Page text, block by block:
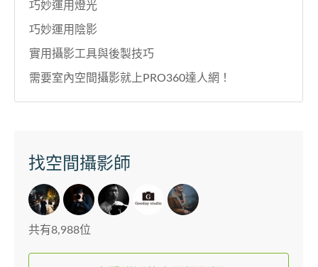
巧妙運用燈光
巧妙運用陰影
實用攝影工具與後製技巧
需要室內空間攝影就上PRO360達人網！
找空間攝影師
共有8,988位